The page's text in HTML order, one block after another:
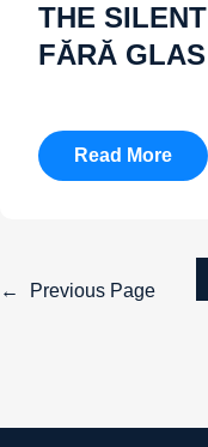
THE
FĂRĂ GLAS
Read More
← Previous Page